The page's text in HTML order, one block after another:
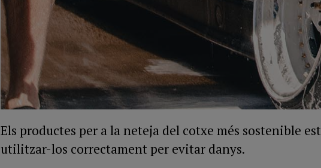
Els productes per a la neteja del cotxe més sostenible
utilitzar-los correctament per evitar danys.